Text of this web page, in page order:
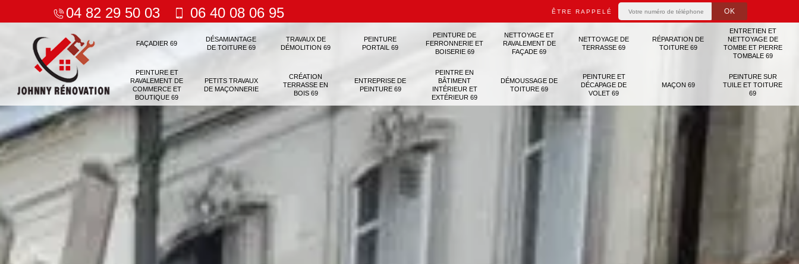
04 82 29 50 03 06 40 08 06 95 ÊTRE RAPPELÉ
FAÇADIER 69
DÉSAMIANTAGE
DE TOITURE 69
TRAVAUX DE
DÉMOLITION 69
PEINTURE
PORTAIL 69
PEINTURE DE
FERRONNERIE ET
BOISERIE 69
NETTOYAGE ET
RAVALEMENT DE
FAÇADE 69
NETTOYAGE DE
TERRASSE 69
RÉPARATION DE
TOITURE 69
ENTRETIEN ET
NETTOYAGE DE
TOMBE ET PIERRE
TOMBALE 69
PEINTURE ET
RAVALEMENT DE
COMMERCE ET
BOUTIQUE 69
PETITS TRAVAUX
DE MAÇONNERIE
CRÉATION
TERRASSE EN
BOIS 69
ENTREPRISE DE
PEINTURE 69
PEINTRE EN
BÂTIMENT
INTÉRIEUR ET
EXTÉRIEUR 69
DÉMOUSSAGE DE
TOITURE 69
PEINTURE ET
DÉCAPAGE DE
VOLET 69
MAÇON 69
PEINTURE SUR
TUILE ET TOITURE
69